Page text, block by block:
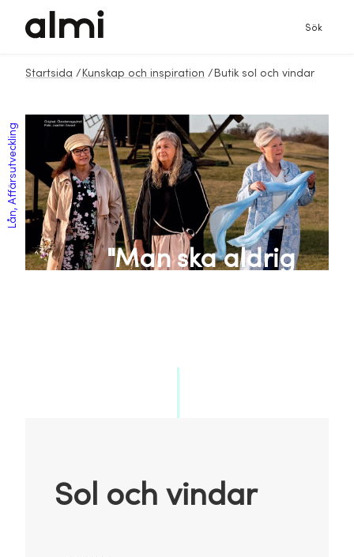
Sök
Startsida / Kunskap och inspiration / Butik sol och vindar
"Man ska aldrig
Lån, Affärsutveckling
Sol och vindar